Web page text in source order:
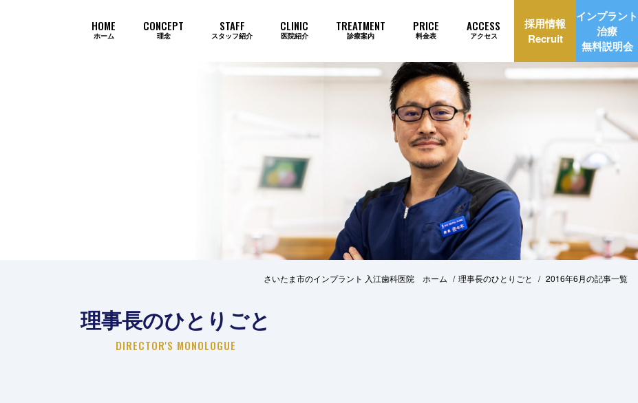
HOME
ホーム
CONCEPT
理念
STAFF
スタッフ紹介
CLINIC
医院紹介
TREATMENT
診療案内
インプラント治療自動見積もり
PRICE
料金表
ACCESS
アクセス
採用情報
Recruit
インプラント
治療
無料説明会
さいたま市のインプラント 入江歯科医院 ホーム 理事長のひとりごと 2016年6月の記事一覧
理事長のひとりごと
DIRECTOR'S MONOLOGUE